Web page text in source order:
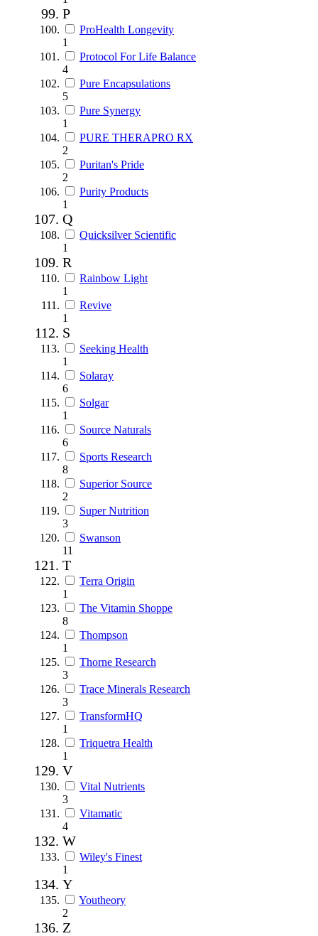
P
ProHealth Longevity
1
Protocol For Life Balance
4
Pure Encapsulations
5
Pure Synergy
1
PURE THERAPRO RX
2
Puritan's Pride
2
Purity Products
1
Q
Quicksilver Scientific
1
R
Rainbow Light
1
Revive
1
S
Seeking Health
1
Solaray
6
Solgar
1
Source Naturals
6
Sports Research
8
Superior Source
2
Super Nutrition
3
Swanson
11
T
Terra Origin
1
The Vitamin Shoppe
8
Thompson
1
Thorne Research
3
Trace Minerals Research
3
TransformHQ
1
Triquetra Health
1
V
Vital Nutrients
3
Vitamatic
4
W
Wiley's Finest
1
Y
Youtheory
2
Z